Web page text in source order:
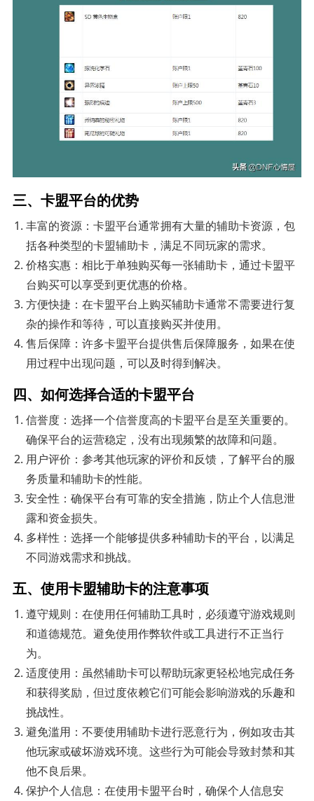
三、卡盟平台的优势
丰富的资源：卡盟平台通常拥有大量的辅助卡资源，包
括各种类型的卡盟辅助卡，满足不同玩家的需求。
价格实惠：相比于单独购买每一张辅助卡，通过卡盟平
台购买可以享受到更优惠的价格。
方便快捷：在卡盟平台上购买辅助卡通常不需要进行复
杂的操作和等待，可以直接购买并使用。
售后保障：许多卡盟平台提供售后保障服务，如果在使
用过程中出现问题，可以及时得到解决。
四、如何选择合适的卡盟平台
信誉度：选择一个信誉度高的卡盟平台是至关重要的。
确保平台的运营稳定，没有出现频繁的故障和问题。
用户评价：参考其他玩家的评价和反馈，了解平台的服
务质量和辅助卡的性能。
安全性：确保平台有可靠的安全措施，防止个人信息泄
露和资金损失。
多样性：选择一个能够提供多种辅助卡的平台，以满足
不同游戏需求和挑战。
五、使用卡盟辅助卡的注意事项
遵守规则：在使用任何辅助工具时，必须遵守游戏规则
和道德规范。避免使用作弊软件或工具进行不正当行
为。
适度使用：虽然辅助卡可以帮助玩家更轻松地完成任务
和获得奖励，但过度依赖它们可能会影响游戏的乐趣和
挑战性。
避免滥用：不要使用辅助卡进行恶意行为，例如攻击其
他玩家或破坏游戏环境。这些行为可能会导致封禁和其
他不良后果。
保护个人信息：在使用卡盟平台时，确保个人信息安